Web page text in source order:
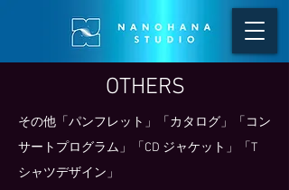
OTHERS
その他「パンフレット」「カタログ」「コン
サートプログラム」「CD ジャケット」「T
シャツデザイン」